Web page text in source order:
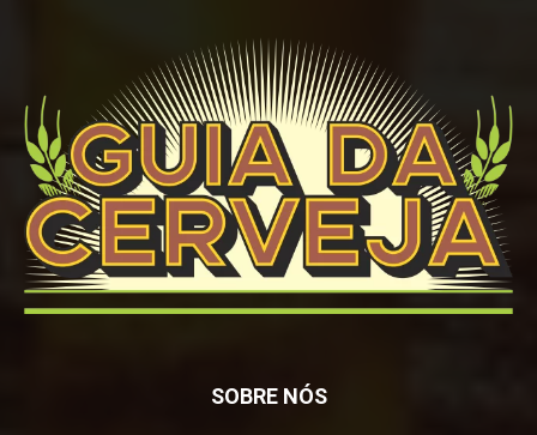
SOBRE NÓS